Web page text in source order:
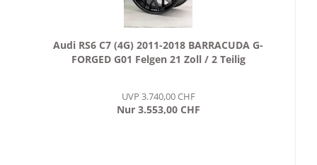
Audi RS6 C7 (4G) 2011-2018 BARRACUDA G-
FORGED G01 Felgen 21 Zoll / 2 Teilig
UVP 3.740,00 CHF
Nur 3.553,00 CHF